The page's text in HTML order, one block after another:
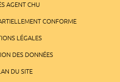
AGENT CHU
CONFORME
LÉGALES
DES DONNÉES
DU SITE